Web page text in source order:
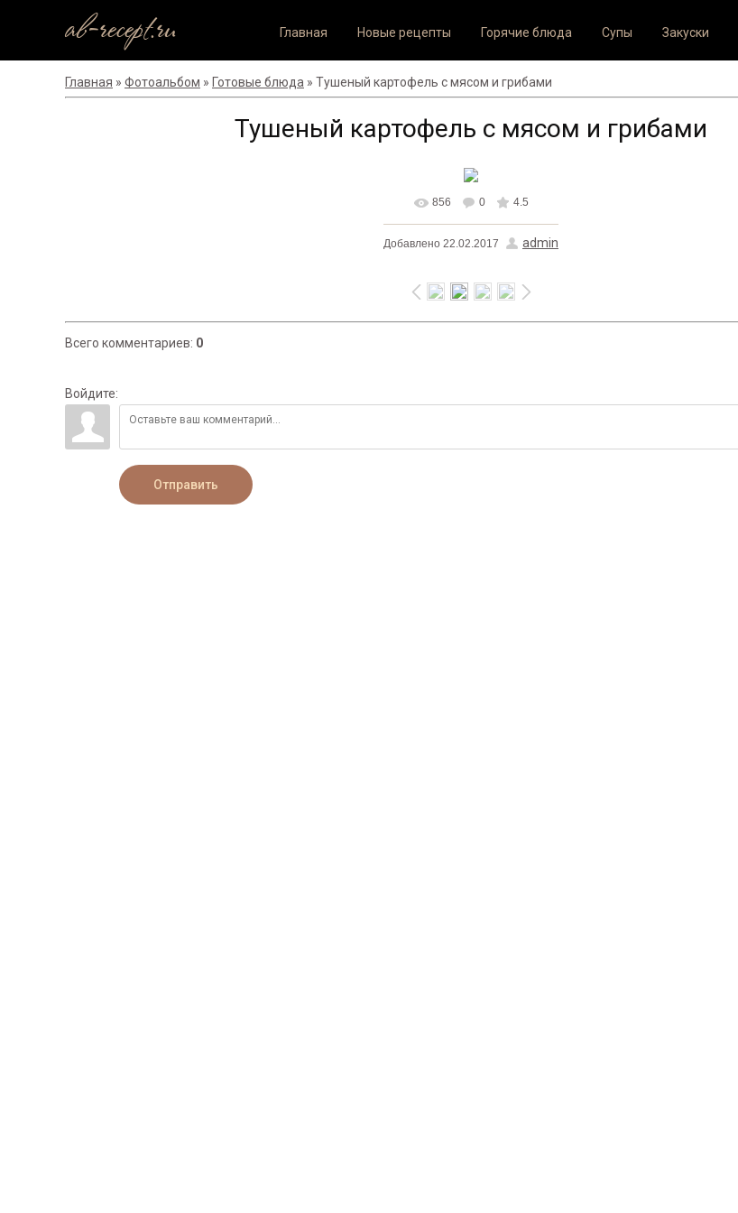
ab-recept.ru Главная Новые рецепты Горячие блюда Супы Закуски
Главная » Фотоальбом » Готовые блюда » Тушеный картофель с мясом и грибами
Тушеный картофель с мясом и грибами
В реальном размере
700x500/ 114.0Kb
856 0 4.5
Добавлено 22.02.2017 admin
Всего комментариев: 0
Войдите:
Отправить